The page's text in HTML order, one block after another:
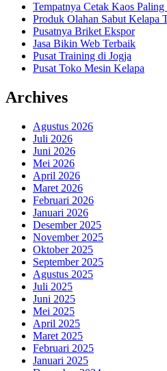
Tempatnya Cetak Kaos Paling
Produk Olahan Sabut Kelapa
Pusatnya Briket Ekspor
Jasa Bikin Web Terbaik
Pusat Training di Jogja
Pusat Toko Mesin Kelapa
Archives
Agustus 2026
Juli 2026
Juni 2026
Mei 2026
April 2026
Maret 2026
Februari 2026
Januari 2026
Desember 2025
November 2025
Oktober 2025
September 2025
Agustus 2025
Juli 2025
Juni 2025
Mei 2025
April 2025
Maret 2025
Februari 2025
Januari 2025